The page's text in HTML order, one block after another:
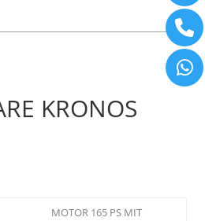
KRONOS
MOTOR 165 PS MIT